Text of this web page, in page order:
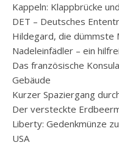
Kappeln: Klappbrücke
DET – Deutsches
Hildegard, die dümmste
Nadeleinfädler – ein
Das französische
Gebäude
Kurzer Spaziergang
Der versteckte
Liberty: Gedenkmünze
USA